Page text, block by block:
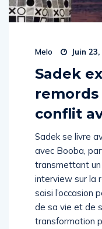
Melo Juin
Sadek
remords
conflit
Sadek se livre
avec Booba,
transmettant
interview sur la
saisi l’occasion
de sa vie et de
transformation